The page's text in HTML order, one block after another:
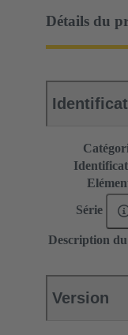
Détails du
Série
Description
Version